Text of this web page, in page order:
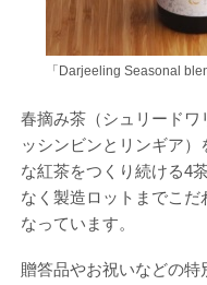
「Darjeeling Seasonal
春摘み茶（シュリード
ッシンビンとリンギア
な紅茶をつくり続ける4
なく製造ロットまでこだ
なっています。
贈答品やお祝いなどの